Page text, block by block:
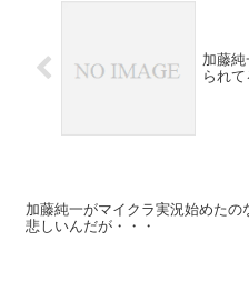
加藤
られ
加藤純一がマイクラ実況始めたの
悲しいんだが・・・